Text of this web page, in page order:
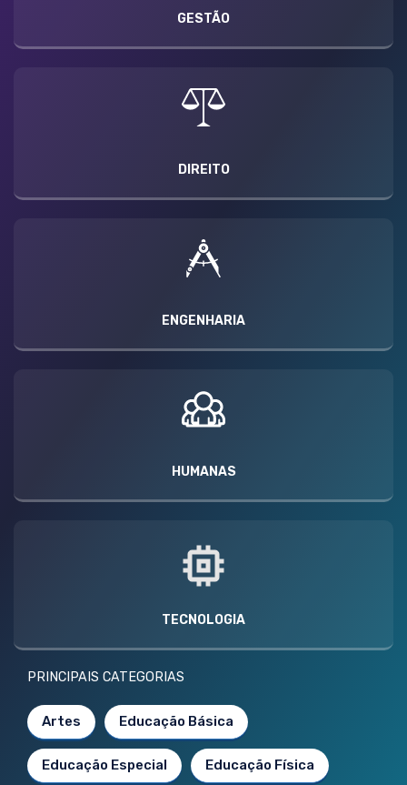
GESTÃO
DIREITO
ENGENHARIA
HUMANAS
TECNOLOGIA
PRINCIPAIS CATEGORIAS
Artes Educação Básica
Educação Especial Educação Física